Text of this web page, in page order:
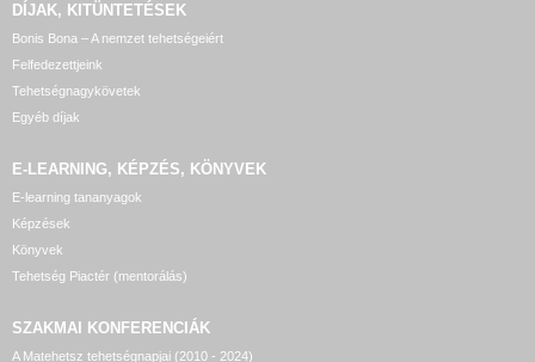
DÍJAK, KITÜNTETÉSEK
Bonis Bona – A nemzet tehetségeiért
Felfedezettjeink
Tehetségnagykövetek
Egyéb díjak
E-LEARNING, KÉPZÉS, KÖNYVEK
E-learning tananyagok
Képzések
Könyvek
Tehetség Piactér (mentorálás)
SZAKMAI KONFERENCIÁK
A Matehetsz tehetségnapjai (2010 - 2024)